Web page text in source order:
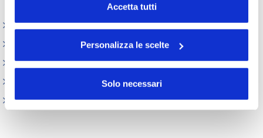
“Personalizza le scelte” è possibile esprimere la propria
volontà in relazione a ciascuna categoria di cookie del
Accetta tutti
Personalizza le scelte
Solo necessari
Elenco Completo
Attività internazionali
Centro Studi
Tecnico Regolatorio